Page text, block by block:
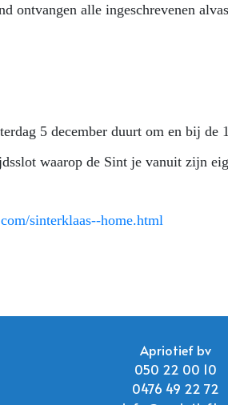
ontvangen alle ingeschrevenen
5 december duurt om en bij
waarop de Sint je vanuit zijn
sinterklaas--home.html
Apriotief bv
050 22 00 10
0476 49 22 72